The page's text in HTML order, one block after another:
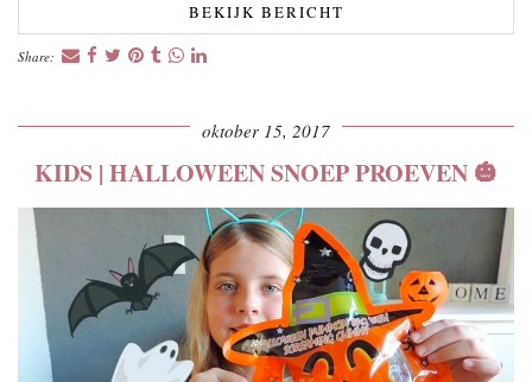
BEKIJK BERICHT
Share:
oktober 15, 2017
KIDS | HALLOWEEN SNOEP PROEVEN 🎃